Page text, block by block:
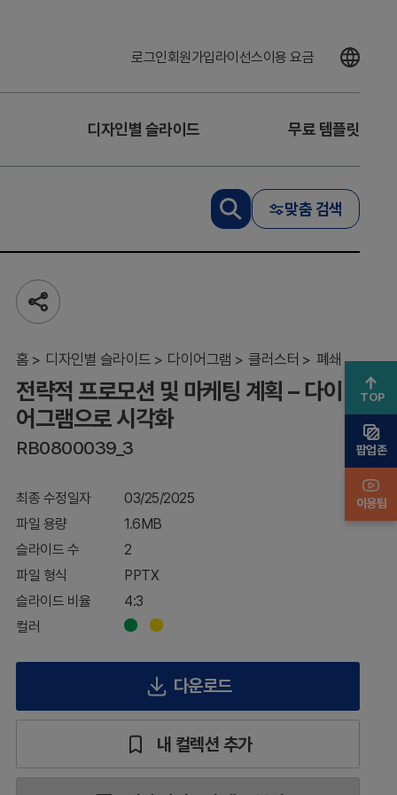
로그인회원가입라이선스이용 요금
디자인별 슬라이드 무료 템플릿
맞춤 검색
공
유
기
홈 디자인별 슬라이드 다이어그램 클러스터 폐쇄
및
마
케
획
–
다
이
어
그
으
시
각
전략적 프로모션 및 마케팅 계획 – 다이
어그램으로 시각화
RB0800039_3
최종 수정일자
03/25/2025
파일 용량
1.6MB
슬라이드 수
2
파일 형식
PPTX
슬라이드 비율
4:3
컬러
다운로드
내 컬렉션 추가
TOP
팝업존
이용팁